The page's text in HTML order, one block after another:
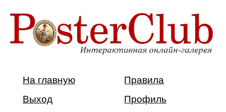
На главную
Правила
Выход
Профиль